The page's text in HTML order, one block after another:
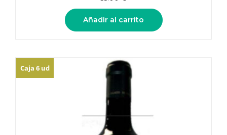
Añadir al carrito
Caja 6 ud